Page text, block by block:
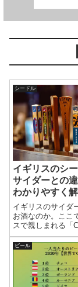
シードル
イギリスのシ
サイダーとの
わかりやすく
イギリスのサイダ
お酒なのか。ここ
スで親しまれる「
や味わい、日本の
違い、シードルと
りやすく解説する
ビール